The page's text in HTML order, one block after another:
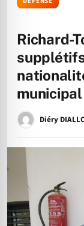
Richard-
Diéry